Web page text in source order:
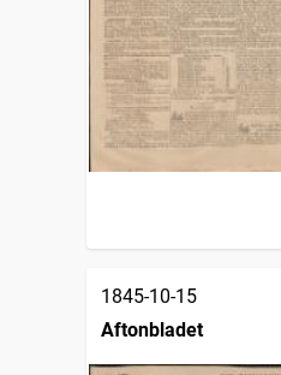
1845-10-15
Aftonbladet